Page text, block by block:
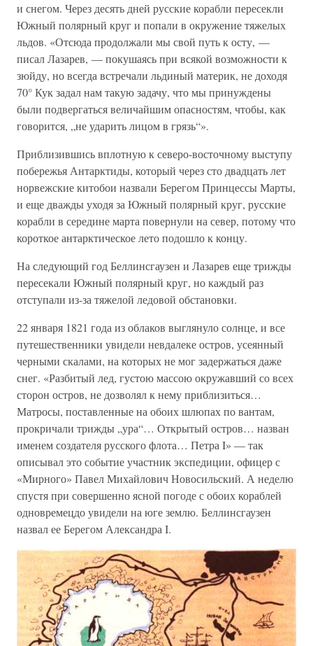
и снегом. Через десять дней русские корабли пересекли
Южный полярный круг и попали в окружение тяжелых
льдов. «Отсюда продолжали мы свой путь к осту, —
писал Лазарев, — покушаясь при всякой возможности к
зюйду, но всегда встречали льдиный материк, не доходя
70° Кук задал нам такую задачу, что мы принуждены
были подвергаться величайшим опасностям, чтобы, как
говорится, „не ударить лицом в грязь“».
Приблизившись вплотную к северо-восточному выступу
побережья Антарктиды, который через сто двадцать лет
норвежские китобои назвали Берегом Принцессы Марты,
и еще дважды уходя за Южный полярный круг, русские
корабли в середине марта повернули на север, потому что
короткое антарктическое лето подошло к концу.
На следующий год Беллинсгаузен и Лазарев еще трижды
пересекали Южный полярный круг, но каждый раз
отступали из-за тяжелой ледовой обстановки.
22 января 1821 года из облаков выглянуло солнце, и все
путешественники увидели невдалеке остров, усеянный
черными скалами, на которых не мог задержаться даже
снег. «Разбитый лед, густою массою окружавший со всех
сторон остров, не дозволял к нему приблизиться…
Матросы, поставленные на обоих шлюпах по вантам,
прокричали трижды „ура“… Открытый остров… назван
именем создателя русского флота… Петра I» — так
описывал это событие участник экспедиции, офицер с
«Мирного» Павел Михайлович Новосильский. А неделю
спустя при совершенно ясной погоде с обоих кораблей
одновремецдо увидели на юге землю. Беллинсгаузен
назвал ее Берегом Александра I.